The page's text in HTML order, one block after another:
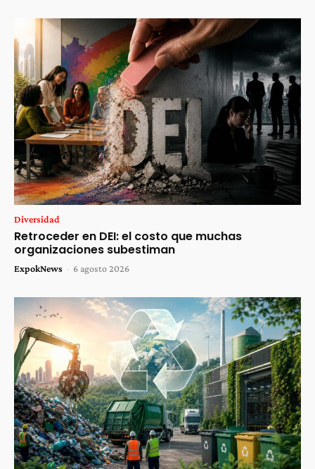
Diversidad
Retroceder en DEI: el costo que muchas
organizaciones subestiman
ExpokNews - 6 agosto 2026